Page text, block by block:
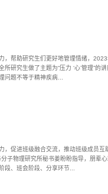
帮助研究生们更好地管理情绪，
研究生做了主题为“压力 ‘心’管理”的
问题不等于精神疾病...
，促进班级融合交流，推动班级成员
子物理研究所秘书姜盼盼指导，朋辈
段、班会阶段、分享环节...